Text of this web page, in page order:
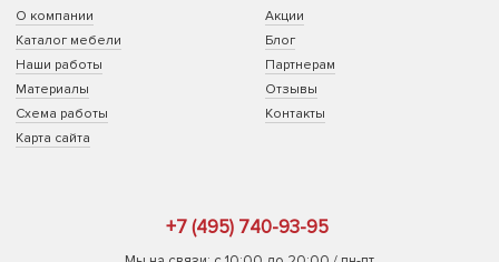
О компании
Каталог мебели
Наши работы
Материалы
Схема работы
Карта сайта
Акции
Блог
Партнерам
Отзывы
Контакты
+7 (495) 740-93-95